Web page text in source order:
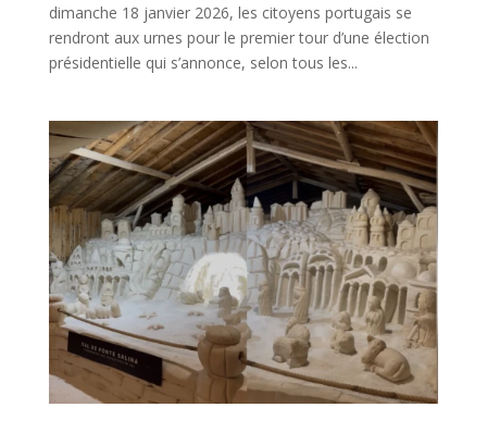
dimanche 18 janvier 2026, les citoyens portugais se
rendront aux urnes pour le premier tour d’une élection
présidentielle qui s’annonce, selon tous les...